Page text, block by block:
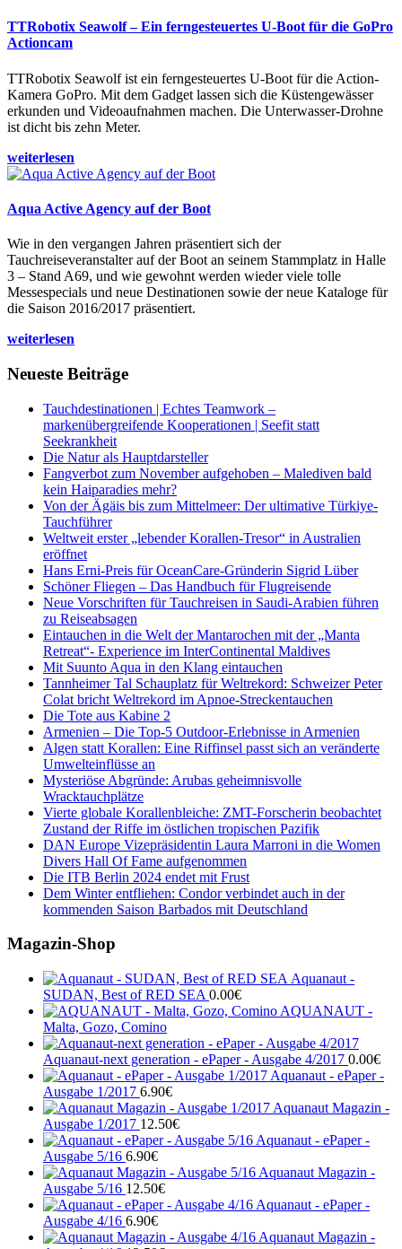
TTRobotix Seawolf – Ein ferngesteuertes U-Boot für die GoPro
Actioncam
TTRobotix Seawolf ist ein ferngesteuertes U-Boot für die Action-
Kamera GoPro. Mit dem Gadget lassen sich die Küstengewässer
erkunden und Videoaufnahmen machen. Die Unterwasser-Drohne
ist dicht bis zehn Meter.
weiterlesen
Aqua Active Agency auf der Boot
Wie in den vergangen Jahren präsentiert sich der
Tauchreiseveranstalter auf der Boot an seinem Stammplatz in Halle
3 – Stand A69, und wie gewohnt werden wieder viele tolle
Messespecials und neue Destinationen sowie der neue Kataloge für
die Saison 2016/2017 präsentiert.
weiterlesen
Neueste Beiträge
Tauchdestinationen | Echtes Teamwork –
markenübergreifende Kooperationen | Seefit statt
Seekrankheit
Die Natur als Hauptdarsteller
Fangverbot zum November aufgehoben – Malediven bald
kein Haiparadies mehr?
Von der Ägäis bis zum Mittelmeer: Der ultimative Türkiye-
Tauchführer
Weltweit erster „lebender Korallen-Tresor“ in Australien
eröffnet
Hans Erni-Preis für OceanCare-Gründerin Sigrid Lüber
Schöner Fliegen – Das Handbuch für Flugreisende
Neue Vorschriften für Tauchreisen in Saudi-Arabien führen
zu Reiseabsagen
Eintauchen in die Welt der Mantarochen mit der „Manta
Retreat“- Experience im InterContinental Maldives
Mit Suunto Aqua in den Klang eintauchen
Tannheimer Tal Schauplatz für Weltrekord: Schweizer Peter
Colat bricht Weltrekord im Apnoe-Streckentauchen
Die Tote aus Kabine 2
Armenien – Die Top-5 Outdoor-Erlebnisse in Armenien
Algen statt Korallen: Eine Riffinsel passt sich an veränderte
Umwelteinflüsse an
Mysteriöse Abgründe: Arubas geheimnisvolle
Wracktauchplätze
Vierte globale Korallenbleiche: ZMT-Forscherin beobachtet
Zustand der Riffe im östlichen tropischen Pazifik
DAN Europe Vizepräsidentin Laura Marroni in die Women
Divers Hall Of Fame aufgenommen
Die ITB Berlin 2024 endet mit Frust
Dem Winter entfliehen: Condor verbindet auch in der
kommenden Saison Barbados mit Deutschland
Magazin-Shop
Aquanaut -
SUDAN, Best of RED SEA 0.00€
AQUANAUT -
Malta, Gozo, Comino
Aquanaut-next generation - ePaper - Ausgabe 4/2017 0.00€
Aquanaut - ePaper -
Ausgabe 1/2017 6.90€
Aquanaut Magazin -
Ausgabe 1/2017 12.50€
Aquanaut - ePaper -
Ausgabe 5/16 6.90€
Aquanaut Magazin -
Ausgabe 5/16 12.50€
Aquanaut - ePaper -
Ausgabe 4/16 6.90€
Aquanaut Magazin -